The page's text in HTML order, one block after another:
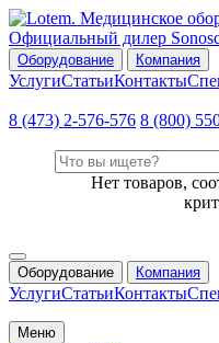
Официальный дилер
Оборудование Компания
УслугиСтатьиКонтакты
8 (473) 2-576-576 8 (800)
Нет товаров,
Оборудование Компания
УслугиСтатьиКонтакты
Меню